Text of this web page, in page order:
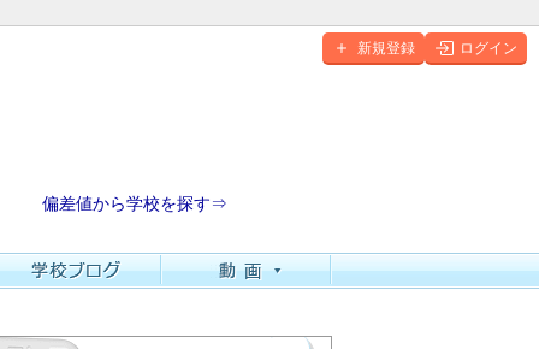
新規登録 ログイン
偏差値から学校を探す⇒